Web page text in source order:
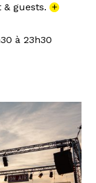
& guests. +
à 23h30